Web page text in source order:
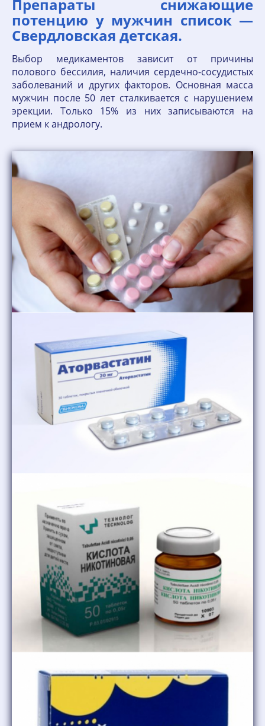
Препараты снижающие
потенцию у мужчин список —
Свердловская детская.
Выбор медикаментов зависит от причины
полового бессилия, наличия сердечно-сосудистых
заболеваний и других факторов. Основная масса
мужчин после 50 лет сталкивается с нарушением
эрекции. Только 15% из них записываются на
прием к андрологу.